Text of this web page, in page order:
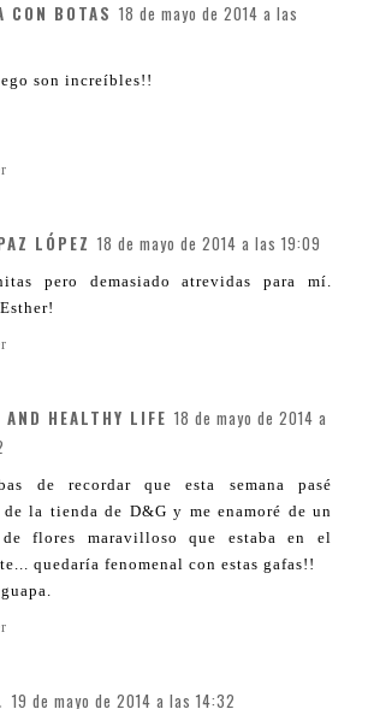
CON BOTAS 18 de mayo de 2014 a las
son increíbles!!
LÓPEZ 18 de mayo de 2014 a las 19:09
pero demasiado atrevidas para mí.
AND HEALTHY LIFE 18 de mayo de 2014 a
de recordar que esta semana pasé
de la tienda de D&G y me enamoré de un
flores maravilloso que estaba en el
quedaría fenomenal con estas gafas!!
19 de mayo de 2014 a las 14:32